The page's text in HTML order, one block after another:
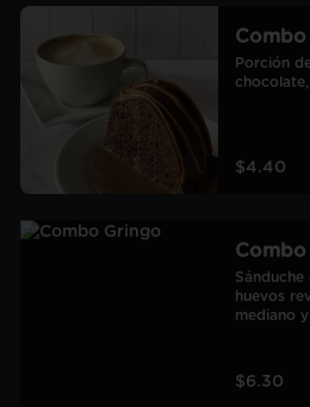
Porción
$4.40
Sánduche
huevos
mediano
$6.30